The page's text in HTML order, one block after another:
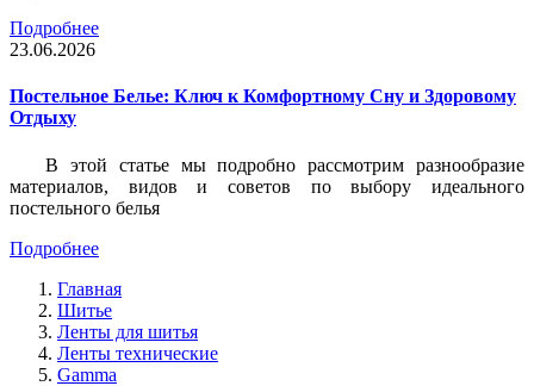
Подробнее
23.06.2026
Постельное Белье: Ключ к Комфортному Сну и Здоровому
Отдыху
В этой статье мы подробно рассмотрим разнообразие
материалов, видов и советов по выбору идеального
постельного белья
Подробнее
Главная
Шитье
Ленты для шитья
Ленты технические
Gamma